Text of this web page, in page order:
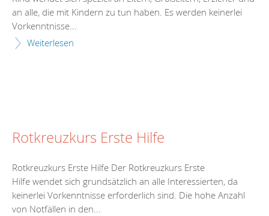
an alle, die mit Kindern zu tun haben. Es werden keinerlei
Vorkenntnisse...
Weiterlesen
Rotkreuzkurs Erste Hilfe
Rotkreuzkurs Erste Hilfe Der Rotkreuzkurs Erste
Hilfe wendet sich grundsätzlich an alle Interessierten, da
keinerlei Vorkenntnisse erforderlich sind. Die hohe Anzahl
von Notfällen in den...